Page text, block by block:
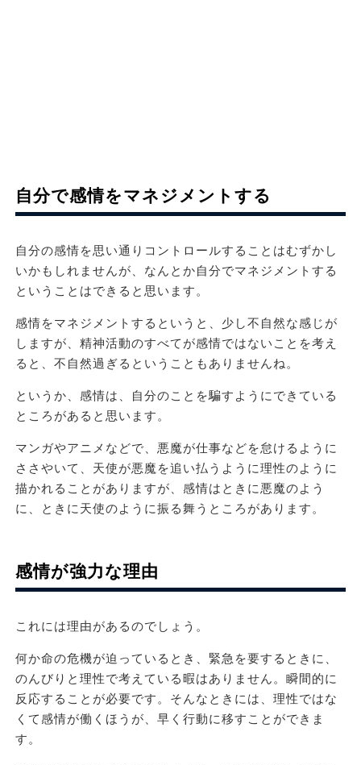
自分で感情をマネジメントする
自分の感情を思い通りコントロールすることはむずかし
いかもしれませんが、なんとか自分でマネジメントする
ということはできると思います。
感情をマネジメントするというと、少し不自然な感じが
しますが、精神活動のすべてが感情ではないことを考え
ると、不自然過ぎるということもありませんね。
というか、感情は、自分のことを騙すようにできている
ところがあると思います。
マンガやアニメなどで、悪魔が仕事などを怠けるように
ささやいて、天使が悪魔を追い払うように理性のように
描かれることがありますが、感情はときに悪魔のよう
に、ときに天使のように振る舞うところがあります。
感情が強力な理由
これには理由があるのでしょう。
何か命の危機が迫っているとき、緊急を要するときに、
のんびりと理性で考えている暇はありません。瞬間的に
反応することが必要です。そんなときには、理性ではな
くて感情が働くほうが、早く行動に移すことができま
す。